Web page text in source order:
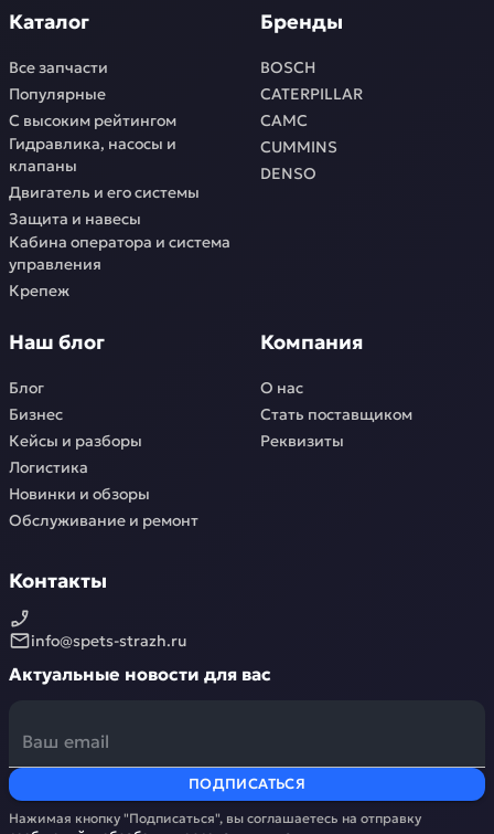
Каталог
Все запчасти
Популярные
С высоким рейтингом
Гидравлика, насосы и
клапаны
Двигатель и его системы
Защита и навесы
Кабина оператора и система
управления
Крепеж
Бренды
BOSCH
CATERPILLAR
CAMC
CUMMINS
DENSO
Наш блог
Блог
Бизнес
Кейсы и разборы
Логистика
Новинки и обзоры
Обслуживание и ремонт
Компания
О нас
Стать поставщиком
Реквизиты
Контакты
info@spets-strazh.ru
Актуальные новости для вас
ПОДПИСАТЬСЯ
Нажимая кнопку "Подписаться", вы соглашаетесь на отправку